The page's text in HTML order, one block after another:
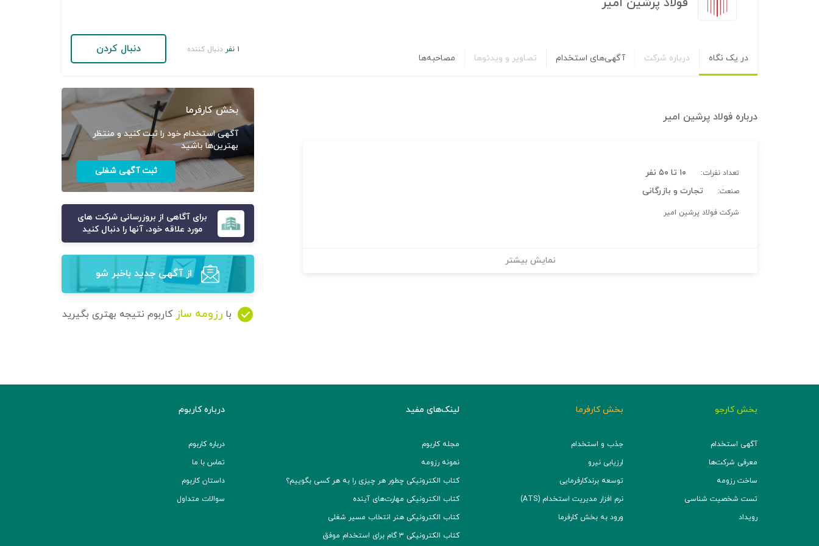
در یک نگاه درباره شرکت آگهی‌های استخدام تصاویر و ویدئوها مصاحبه‌ها
۱ نفر دنبال کننده دنبال کردن
درباره فولاد پرشین امیر
تعداد نفرات: ۱۰ تا ۵۰ نفر
صنعت: تجارت و بازرگانی
شرکت فولاد پرشین امیر
نمایش بیشتر
بخش کارفرما
آگهی استخدام خود را ثبت کنید و منتظر
بهترین‌ها باشید
ثبت آگهی شغلی
برای آگاهی از بروزرسانی شرکت های
مورد علاقه خود، آنها را دنبال کنید
از آگهی‌ جدید باخبر شو
با رزومه ساز کاربوم نتیجه بهتری بگیرید
بخش کارجو
آگهی استخدام
معرفی شرکت‌ها
ساخت رزومه
تست شخصیت شناسی
رویداد
بخش کارفرما
جذب و استخدام
ارزیابی نیرو
توسعه برند‌کارفرمایی
نرم افزار مدیریت استخدام (ATS)
ورود به بخش کارفرما
لینک‌های مفید
مجله کاربوم
نمونه رزومه
کتاب الکترونیکی چطور هر چیزی را به هر کسی بگوییم؟
کتاب الکترونیکی مهارت‌های آینده
کتاب الکترونیکی هنر انتخاب مسیر شغلی
کتاب الکترونیکی ۳ گام برای استخدام موفق
درباره کاربوم
درباره کاربوم
تماس با ما
داستان کاربوم
سوالات متداول